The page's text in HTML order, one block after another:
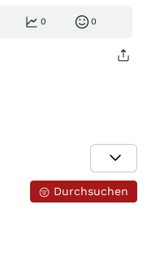
0 0
Durchsuchen